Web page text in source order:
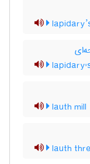
lauth mill
lauth